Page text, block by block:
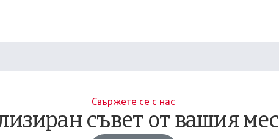
Свържете се с нас
съвет от вашия